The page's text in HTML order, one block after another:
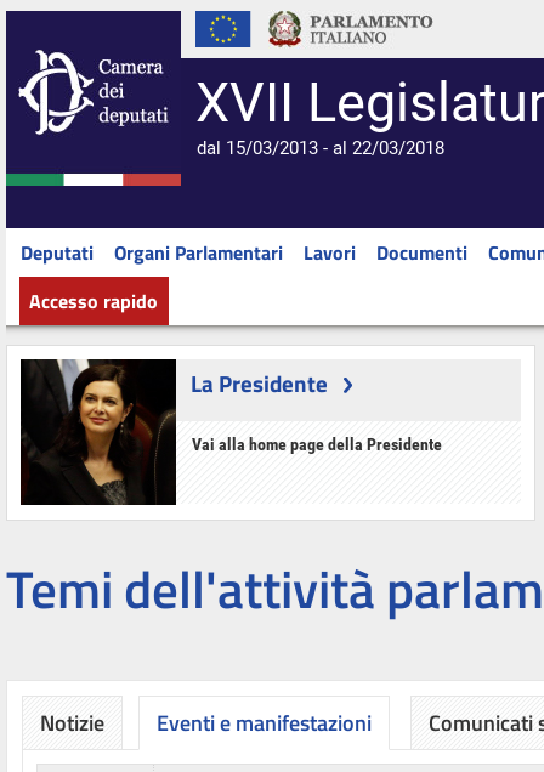
XVII
dal 15/03/2013 - al 22/03/2018
Deputati Organi Parlamentari Lavori Documenti
Accesso rapido
La Presidente
Vai alla home page della Presidente
Temi dell'attività
Notizie Eventi e manifestazioni Comunicati